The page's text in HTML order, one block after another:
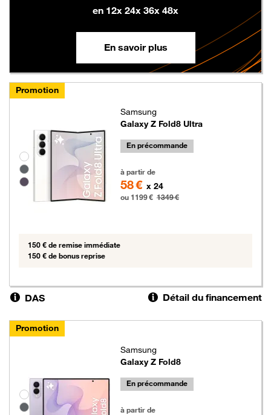
en 12x 24x 36x 48x
En savoir plus
Promotion
Groupe de couleurs disponibles non sélectionnables
Samsung
Galaxy Z Fold8 Ultra
En précommande
à partir de
58 € x 24
ou 1199 € 1349 €
150 € de remise immédiate
150 € de bonus reprise
DAS Détail du financement
Promotion
Groupe de couleurs disponibles non sélectionnables
Samsung
Galaxy Z Fold8
En précommande
à partir de